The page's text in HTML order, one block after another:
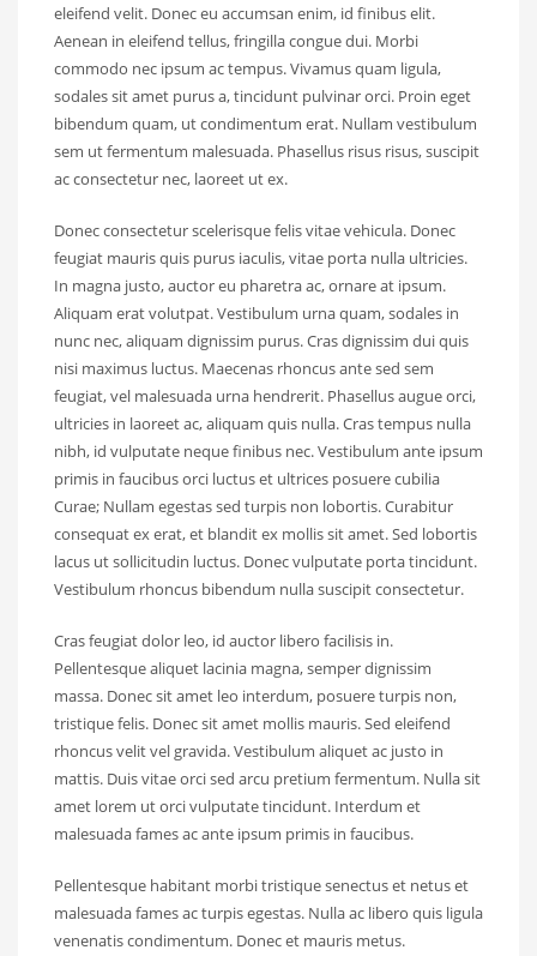
eleifend velit. Donec eu accumsan enim, id finibus elit.
Aenean in eleifend tellus, fringilla congue dui. Morbi
commodo nec ipsum ac tempus. Vivamus quam ligula,
sodales sit amet purus a, tincidunt pulvinar orci. Proin eget
bibendum quam, ut condimentum erat. Nullam vestibulum
sem ut fermentum malesuada. Phasellus risus risus, suscipit
ac consectetur nec, laoreet ut ex.
Donec consectetur scelerisque felis vitae vehicula. Donec
feugiat mauris quis purus iaculis, vitae porta nulla ultricies.
In magna justo, auctor eu pharetra ac, ornare at ipsum.
Aliquam erat volutpat. Vestibulum urna quam, sodales in
nunc nec, aliquam dignissim purus. Cras dignissim dui quis
nisi maximus luctus. Maecenas rhoncus ante sed sem
feugiat, vel malesuada urna hendrerit. Phasellus augue orci,
ultricies in laoreet ac, aliquam quis nulla. Cras tempus nulla
nibh, id vulputate neque finibus nec. Vestibulum ante ipsum
primis in faucibus orci luctus et ultrices posuere cubilia
Curae; Nullam egestas sed turpis non lobortis. Curabitur
consequat ex erat, et blandit ex mollis sit amet. Sed lobortis
lacus ut sollicitudin luctus. Donec vulputate porta tincidunt.
Vestibulum rhoncus bibendum nulla suscipit consectetur.
Cras feugiat dolor leo, id auctor libero facilisis in.
Pellentesque aliquet lacinia magna, semper dignissim
massa. Donec sit amet leo interdum, posuere turpis non,
tristique felis. Donec sit amet mollis mauris. Sed eleifend
rhoncus velit vel gravida. Vestibulum aliquet ac justo in
mattis. Duis vitae orci sed arcu pretium fermentum. Nulla sit
amet lorem ut orci vulputate tincidunt. Interdum et
malesuada fames ac ante ipsum primis in faucibus.
Pellentesque habitant morbi tristique senectus et netus et
malesuada fames ac turpis egestas. Nulla ac libero quis ligula
venenatis condimentum. Donec et mauris metus.